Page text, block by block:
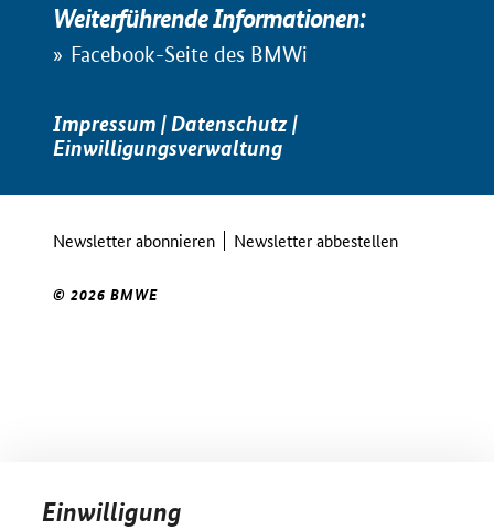
Weiterführende Informationen:
Facebook-Seite des BMWi
Impressum |Datenschutz|
Einwilligungsverwaltung
Newsletter abonnieren Newsletter abbestellen
© 2026 BMWE
Einwilligung